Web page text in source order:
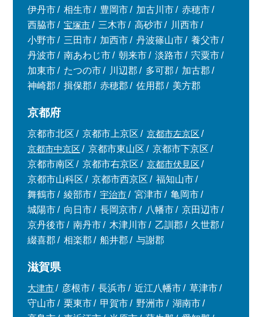
伊丹市
相生市 豊岡市 加古川市
赤穂市
西脇市
宝塚市 三木市 高砂市
川西市
小野市
三田市 加西市 丹波篠山市
養父市
丹波市
南あわじ市 朝来市 淡路市
宍粟市
加東市
たつの市 川辺郡 多可郡
加古郡
神崎郡
揖保郡 赤穂郡 佐用郡 美方郡
京都府
京都市北区 京都市上京区
京都市左京区
京都市中京区
京都市東山区
京都市下京区
京都市南区
京都市右京区
京都市伏見区
京都市山科区
京都市西京区
福知山市
舞鶴市
綾部市 宇治市 宮津市
亀岡市
城陽市
向日市 長岡京市 八幡市
京田辺市
京丹後市
南丹市 木津川市 乙訓郡
久世郡
綴喜郡
相楽郡 船井郡 与謝郡
滋賀県
大津市 彦根市 長浜市 近江八幡市
草津市
守山市
栗東市 甲賀市 野洲市
湖南市